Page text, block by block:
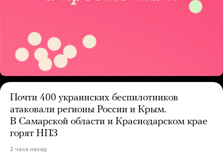
Почти 400 украинских беспилотников
атаковали регионы России и Крым.
В Самарской области и Краснодарском крае
горят НПЗ
2 часа назад